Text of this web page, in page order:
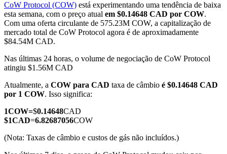
Futuros COIN-M
Futuros de criptomoeda
TradFi
Derivativos de ações, câmbio, metais preciosos e commodities
CoW Protocol (COW) está experimentando uma tendência de baixa
esta semana, com o preço atual em $0.14648 CAD por COW.
Com uma oferta circulante de 575.23M COW, a capitalização de
mercado total de CoW Protocol agora é de aproximadamente
$84.54M CAD.
Nas últimas 24 horas, o volume de negociação de CoW Protocol
atingiu $1.56M CAD
Atualmente, a COW para CAD taxa de câmbio é $0.14648 CAD
por 1 COW. Isso significa:
1COW=$0.14648CAD
$1CAD=6.82687056COW
(Nota: Taxas de câmbio e custos de gás não incluídos.)